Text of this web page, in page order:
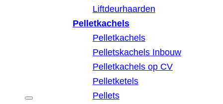
Liftdeurhaarden
Pelletkachels
Pelletkachels
Pelletskachels Inbouw
Pelletkachels op CV
Pelletketels
Pellets